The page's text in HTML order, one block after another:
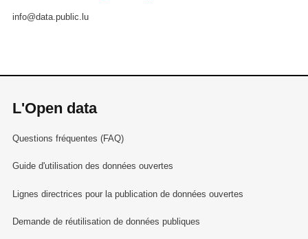
info@data.public.lu
L'Open data
Questions fréquentes (FAQ)
Guide d'utilisation des données ouvertes
Lignes directrices pour la publication de données ouvertes
Demande de réutilisation de données publiques